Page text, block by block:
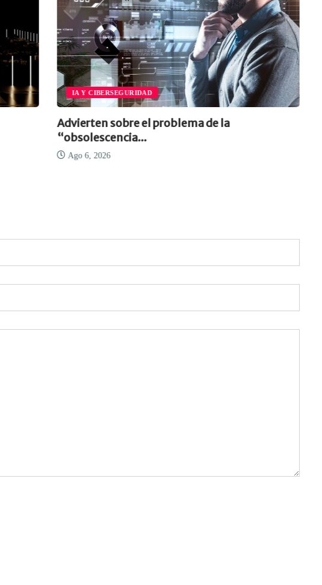
IA Y CIBERSEGURIDAD
Advierten sobre el problema de la
“obsolescencia...
Ago 6, 2026